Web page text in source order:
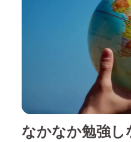
なかなか勉強し